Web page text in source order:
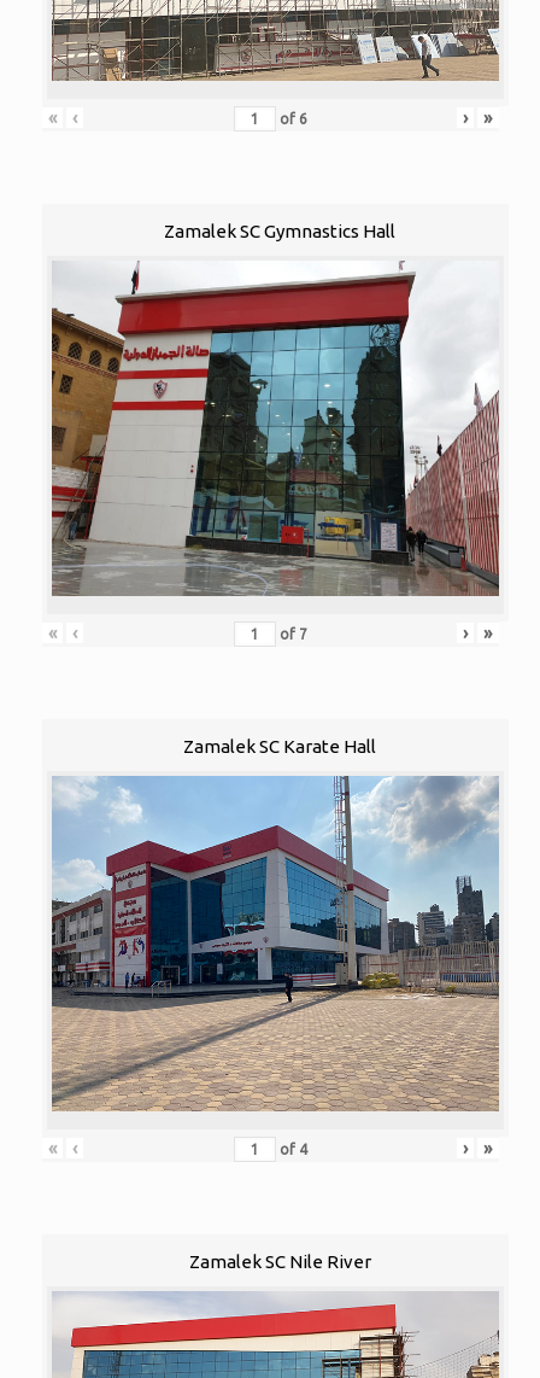
« ‹ of 6 › »
Zamalek SC Gymnastics Hall
« ‹ of 7 › »
Zamalek SC Karate Hall
« ‹ of 4 › »
Zamalek SC Nile River